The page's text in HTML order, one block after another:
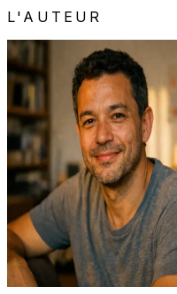
L'AUTEUR